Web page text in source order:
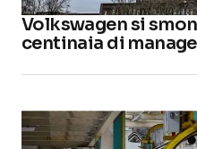
Volkswagen si
centinaia di